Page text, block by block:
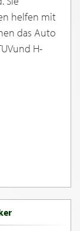
helfen mit
das Auto
H-